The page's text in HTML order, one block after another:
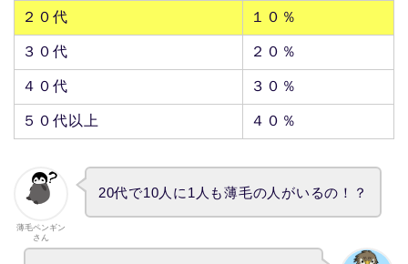
２０代 １０％
３０代 ２０％
４０代 ３０％
５０代以上 ４０％
薄毛ペンギン
さん
20代で10人に1人も薄毛の人がいるの！？